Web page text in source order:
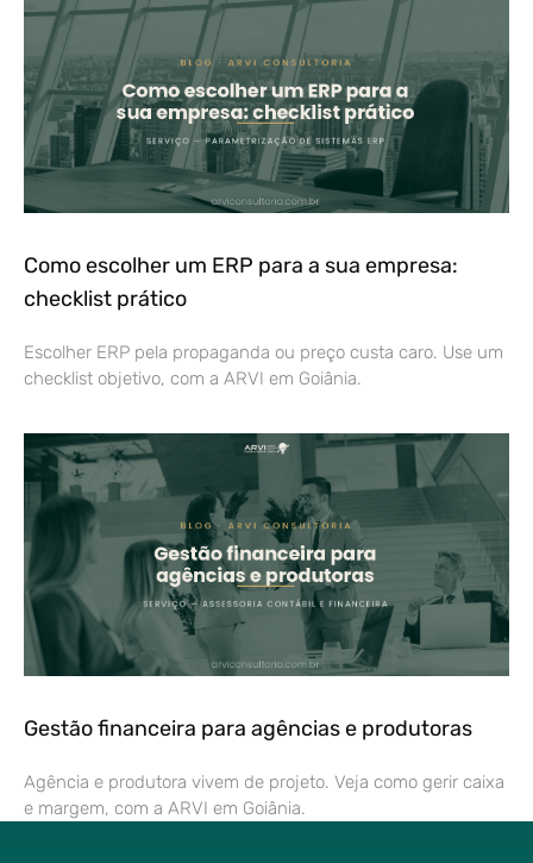
Como escolher um ERP para a sua empresa:
checklist prático
Escolher ERP pela propaganda ou preço custa caro. Use um
checklist objetivo, com a ARVI em Goiânia.
Gestão financeira para agências e produtoras
Agência e produtora vivem de projeto. Veja como gerir caixa
e margem, com a ARVI em Goiânia.